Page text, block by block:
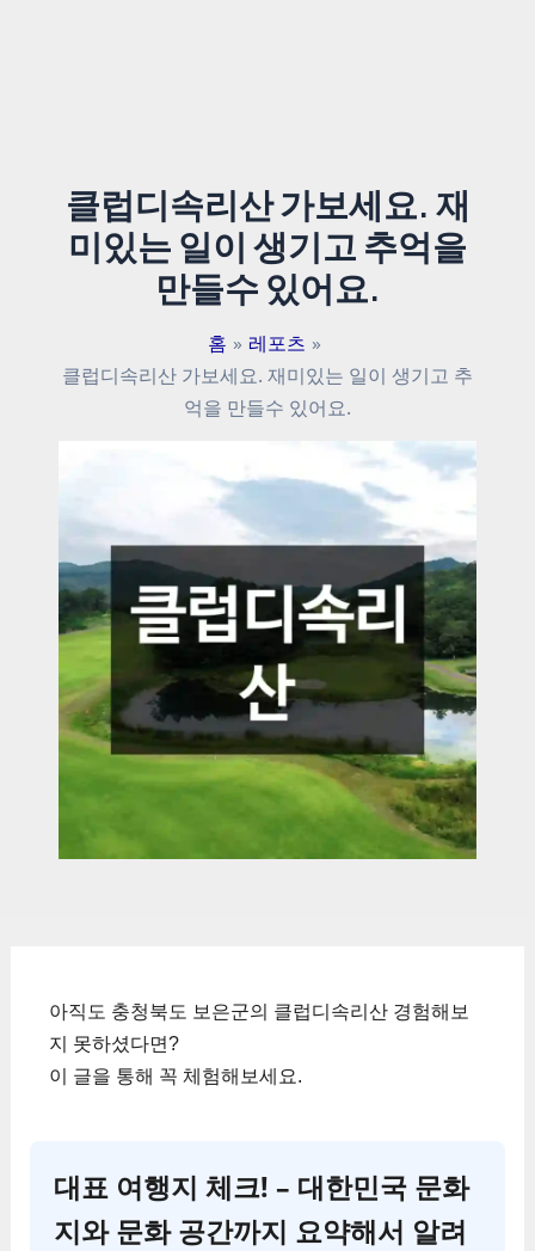
클럽디속리산 가보세요. 재
미있는 일이 생기고 추억을
만들수 있어요.
홈
레포츠
클럽디속리산 가보세요. 재미있는 일이 생기고 추
억을 만들수 있어요.
아직도 충청북도 보은군의 클럽디속리산 경험해보
지 못하셨다면?
이 글을 통해 꼭 체험해보세요.
대표 여행지 체크! – 대한민국 문화
지와 문화 공간까지 요약해서 알려